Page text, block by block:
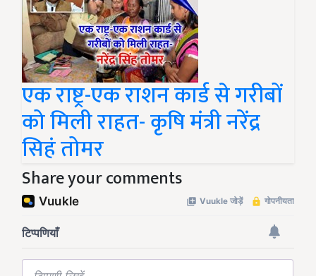
एक राष्ट्र-एक राशन कार्ड से गरीबों
को मिली राहत- कृषि मंत्री नरेंद्र
सिहं तोमर
Share your comments